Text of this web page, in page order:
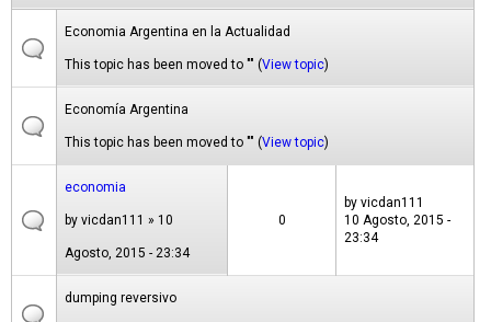
Economia Argentina en la Actualidad
This topic has been moved to "" (View topic)
Economía Argentina
This topic has been moved to "" (View topic)
economia
by vicdan111 » 10
Agosto, 2015 - 23:34
0
by vicdan111
10 Agosto, 2015 -
23:34
dumping reversivo